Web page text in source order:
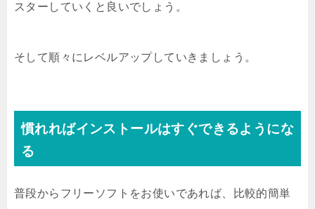
スターしていくと良いでしょう。
そして順々にレベルアップしていきましょう。
慣れればインストールはすぐできるようにな
る
普段からフリーソフトをお使いであれば、比較的簡単